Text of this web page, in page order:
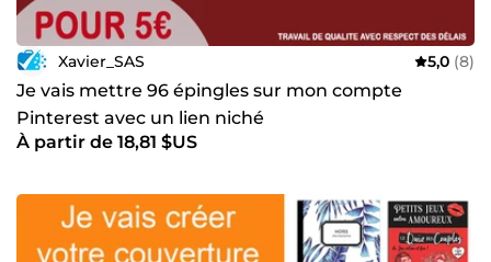
Xavier_SAS 5,0 (8)
Je vais mettre 96 épingles sur mon compte
Pinterest avec un lien niché
À partir de 18,81 $US